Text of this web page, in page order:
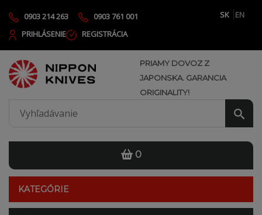
0903 214 263 0903 761 001 SK
EN
PRIHLÁSENIE
REGISTRÁCIA
PRIAMY DOVOZ Z
JAPONSKA. GARANCIA
ORIGINALITY!
0
KATEGÓRIE